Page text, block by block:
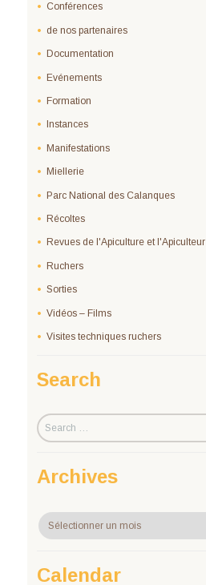
Conférences
de nos partenaires
Documentation
Evénements
Formation
Instances
Manifestations
Miellerie
Parc National des Calanques
Récoltes
Revues de l'Apiculture et l'Apiculteur
Ruchers
Sorties
Vidéos – Films
Visites techniques ruchers
Search
Archives
Archives
Calendar